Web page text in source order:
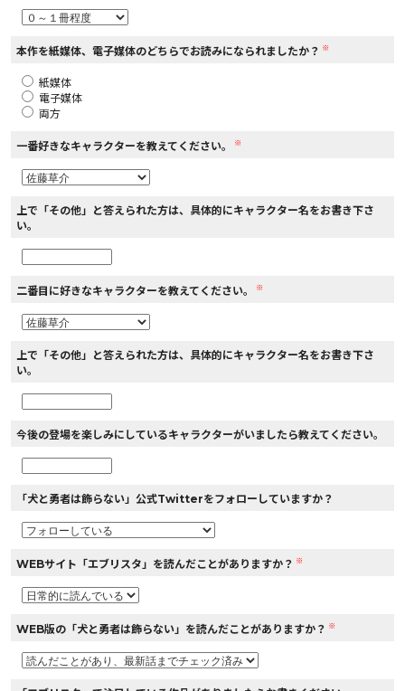
本作を紙媒体、電子媒体のどちらでお読みになられましたか？ ※
紙媒体
電子媒体
両方
一番好きなキャラクターを教えてください。 ※
上で「その他」と答えられた方は、具体的にキャラクター名をお書き下さ
い。
二番目に好きなキャラクターを教えてください。 ※
上で「その他」と答えられた方は、具体的にキャラクター名をお書き下さ
い。
今後の登場を楽しみにしているキャラクターがいましたら教えてください。
「犬と勇者は飾らない」公式Twitterをフォローしていますか？
WEBサイト「エブリスタ」を読んだことがありますか？ ※
WEB版の「犬と勇者は飾らない」を読んだことがありますか？ ※